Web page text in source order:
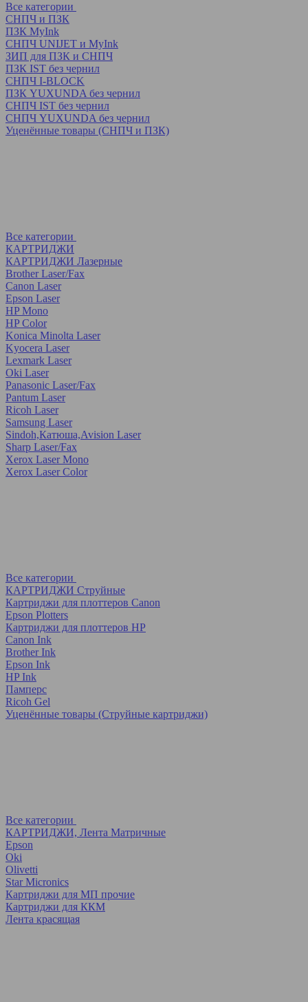
Все категории
СНПЧ и ПЗК
ПЗК MyInk
СНПЧ UNIJET и MyInk
ЗИП для ПЗК и СНПЧ
ПЗК IST без чернил
СНПЧ I-BLOCK
ПЗК YUXUNDA без чернил
СНПЧ IST без чернил
СНПЧ YUXUNDA без чернил
Уценённые товары (СНПЧ и ПЗК)
Все категории
КАРТРИДЖИ
КАРТРИДЖИ Лазерные
Brother Laser/Fax
Canon Laser
Epson Laser
HP Mono
HP Color
Konica Minolta Laser
Kyocera Laser
Lexmark Laser
Oki Laser
Panasonic Laser/Fax
Pantum Laser
Ricoh Laser
Samsung Laser
Sindoh,Катюша,Avision Laser
Sharp Laser/Fax
Xerox Laser Mono
Xerox Laser Color
Все категории
КАРТРИДЖИ Струйные
Картриджи для плоттеров Canon
Epson Plotters
Картриджи для плоттеров HP
Canon Ink
Brother Ink
Epson Ink
HP Ink
Памперс
Ricoh Gel
Уценённые товары (Струйные картриджи)
Все категории
КАРТРИДЖИ, Лента Матричные
Epson
Oki
Olivetti
Star Micronics
Картриджи для МП прочие
Картриджи для ККМ
Лента красящая